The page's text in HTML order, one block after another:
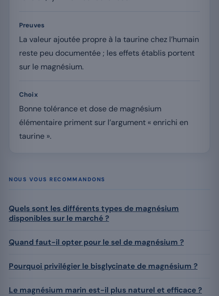
Preuves
La valeur ajoutée propre à la taurine chez l’humain
reste peu documentée ; les effets établis portent
sur le magnésium.
Choix
Bonne tolérance et dose de magnésium
élémentaire priment sur l’argument « enrichi en
taurine ».
NOUS VOUS RECOMMANDONS
Quels sont les différents types de magnésium
disponibles sur le marché ?
Quand faut-il opter pour le sel de magnésium ?
Pourquoi privilégier le bisglycinate de magnésium ?
Le magnésium marin est-il plus naturel et efficace ?